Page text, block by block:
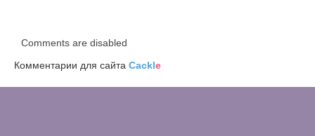
Comments are disabled
Комментарии для сайта Cackle